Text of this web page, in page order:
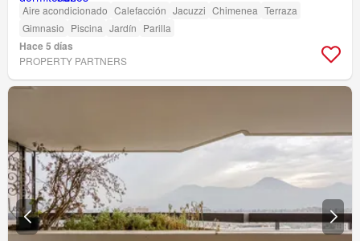
Aire acondicionado Calefacción Jacuzzi Chimenea Terraza
Gimnasio Piscina Jardín Parilla
Hace 5 días
PROPERTY PARTNERS